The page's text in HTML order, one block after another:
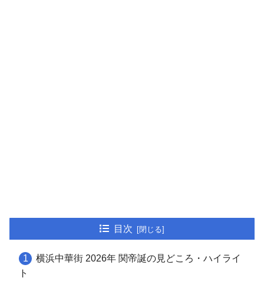
目次
横浜中華街 2026年 関帝誕の見どころ・ハイライ
ト